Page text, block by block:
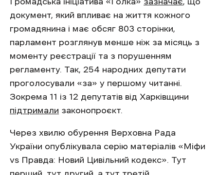
документ, який впливає на життя кожного
громадянина і має обсяг 803 сторінки,
парламент розглянув менше ніж за місяць з
моменту реєстрації та з порушенням
регламенту. Так, 254 народних депутати
проголосували «за» у першому читанні.
Зокрема 11 із 12 депутатів від Харківщини
підтримали законопроєкт.
Через хвилю обурення Верховна Рада
України опублікувала серію матеріалів «Міфи
vs Правда: Новий Цивільний кодекс». Тут